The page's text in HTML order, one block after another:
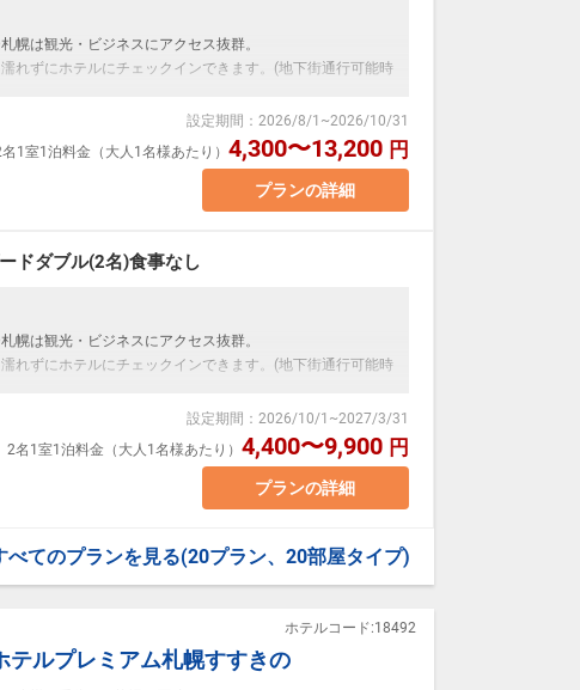
へのメッセージ」に人数・年齢を必ず入力してください。
金が変動するため、閲覧時と予約時で価格が異なる場合が
幌は観光・ビジネスにアクセス抜群。
れずにホテルにチェックインできます。(地下街通行可能時
寝」について】
へのメッセージ」に人数・年齢を必ず入力してください。
設定期間 ： 2026/8/1 ~2026/10/31
1室1泊料金（大人1名様あたり） 4,300〜13,200 円
プランの詳細
ドダブル(2名)食事なし
幌は観光・ビジネスにアクセス抜群。
れずにホテルにチェックインできます。(地下街通行可能時
幅：140cm バス・トイレ付
の場合、おふたりでベッド1台をご利用いただきます。添い
ウト11：00
」について】
：無料
設定期間 ： 2026/10/1 ~2027/3/31
2名1室1泊料金（大人1名様あたり） 4,400〜9,900 円
プランの詳細
べてのプランを見る(20プラン、20部屋タイプ)
テルプレミアム札幌すすきの
ホテルコード:18492